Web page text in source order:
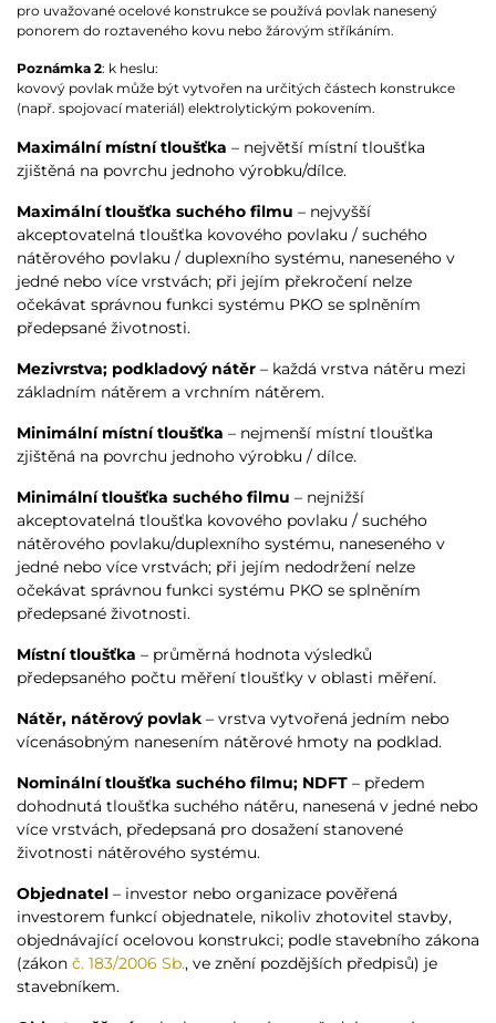
pro uvažované ocelové konstrukce se používá povlak nanesený
ponorem do roztaveného kovu nebo žárovým stříkáním.
Poznámka 2: k heslu:
kovový povlak může být vytvořen na určitých částech konstrukce
(např. spojovací materiál) elektrolytickým pokovením.
Maximální místní tloušťka – největší místní tloušťka
zjištěná na povrchu jednoho výrobku/dílce.
Maximální tloušťka suchého filmu – nejvyšší
akceptovatelná tloušťka kovového povlaku / suchého
nátěrového povlaku / duplexního systému, naneseného v
jedné nebo více vrstvách; při jejím překročení nelze
očekávat správnou funkci systému PKO se splněním
předepsané životnosti.
Mezivrstva; podkladový nátěr – každá vrstva nátěru mezi
základním nátěrem a vrchním nátěrem.
Minimální místní tloušťka – nejmenší místní tloušťka
zjištěná na povrchu jednoho výrobku / dílce.
Minimální tloušťka suchého filmu – nejnižší
akceptovatelná tloušťka kovového povlaku / suchého
nátěrového povlaku/duplexního systému, naneseného v
jedné nebo více vrstvách; při jejím nedodržení nelze
očekávat správnou funkci systému PKO se splněním
předepsané životnosti.
Místní tloušťka – průměrná hodnota výsledků
předepsaného počtu měření tloušťky v oblasti měření.
Nátěr, nátěrový povlak – vrstva vytvořená jedním nebo
vícenásobným nanesením nátěrové hmoty na podklad.
Nominální tloušťka suchého filmu; NDFT – předem
dohodnutá tloušťka suchého nátěru, nanesená v jedné nebo
více vrstvách, předepsaná pro dosažení stanovené
životnosti nátěrového systému.
Objednatel – investor nebo organizace pověřená
investorem funkcí objednatele, nikoliv zhotovitel stavby,
objednávající ocelovou konstrukci; podle stavebního zákona
(zákon č. 183/2006 Sb., ve znění pozdějších předpisů) je
stavebníkem.